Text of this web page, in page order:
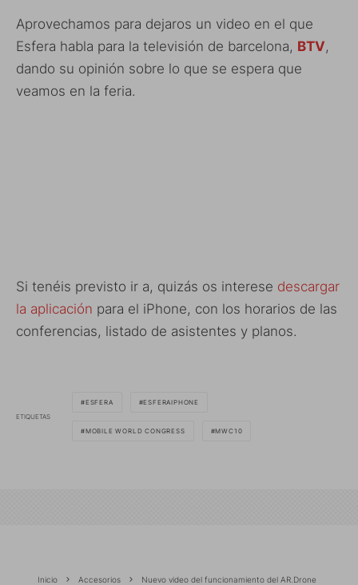
Aprovechamos para dejaros un video en el que
Esfera habla para la televisión de barcelona, BTV,
dando su opinión sobre lo que se espera que
veamos en la feria.
Si tenéis previsto ir a, quizás os interese descargar
la aplicación para el iPhone, con los horarios de las
conferencias, listado de asistentes y planos.
ETIQUETAS
ESFERA ESFERAIPHONE
MOBILE WORLD CONGRESS MWC10
Inicio Accesorios Nuevo video del funcionamiento del AR.Drone